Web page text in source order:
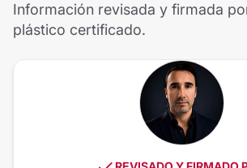
Información revisada y firmada
plástico certificado.